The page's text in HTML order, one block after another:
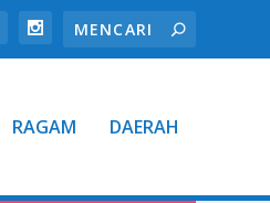
RAGAM DAERAH